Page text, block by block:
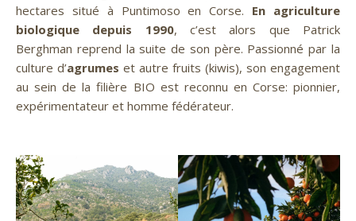
hectares situé à Puntimoso en Corse. En agriculture
biologique depuis 1990, c’est alors que Patrick
Berghman reprend la suite de son père. Passionné par la
culture d’agrumes et autre fruits (kiwis), son engagement
au sein de la filière BIO est reconnu en Corse: pionnier,
expérimentateur et homme fédérateur.